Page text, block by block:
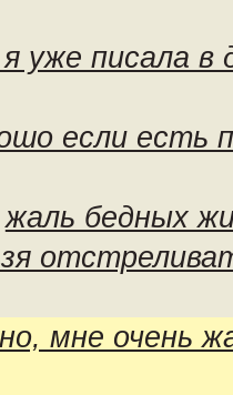
уже писала в
если есть
жаль бедных
мне очень